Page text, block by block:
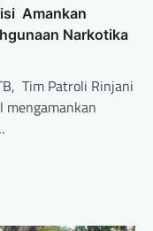
Amankan
Narkotika
Tim Patroli Rinjani
mengamankan